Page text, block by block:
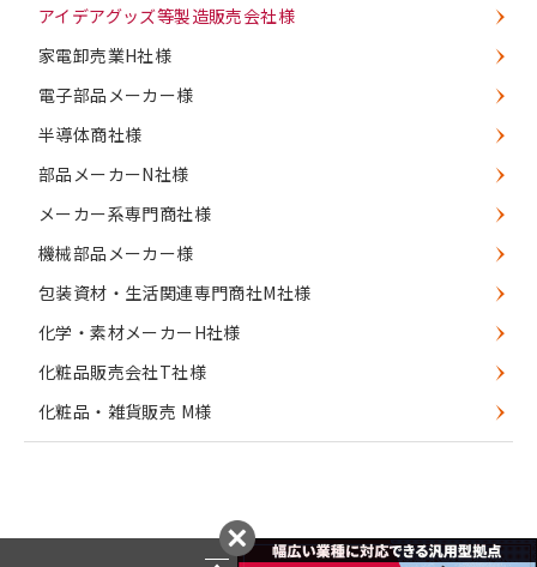
アイデアグッズ等製造販売会社様
家電卸売業H社様
電子部品メーカー様
半導体商社様
部品メーカーN社様
メーカー系専門商社様
機械部品メーカー様
包装資材・生活関連専門商社M社様
化学・素材メーカーH社様
化粧品販売会社T社様
化粧品・雑貨販売 M様